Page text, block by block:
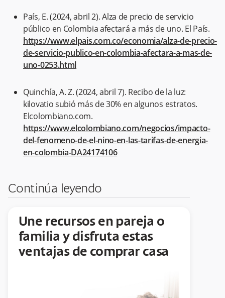
País, E. (2024, abril 2). Alza de precio de servicio
público en Colombia afectará a más de uno. El País.
https://www.elpais.com.co/economia/alza-de-precio-
de-servicio-publico-en-colombia-afectara-a-mas-de-
uno-0253.html
Quinchía, A. Z. (2024, abril 7). Recibo de la luz:
kilovatio subió más de 30% en algunos estratos.
Elcolombiano.com.
https://www.elcolombiano.com/negocios/impacto-
del-fenomeno-de-el-nino-en-las-tarifas-de-energia-
en-colombia-DA24174106
Continúa leyendo
Une recursos en pareja o
familia y disfruta estas
ventajas de comprar casa